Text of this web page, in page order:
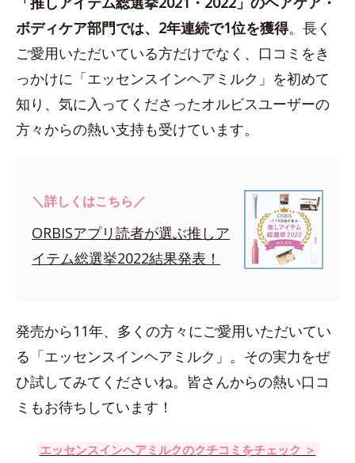
ボディケア部門では、2年連続で1位を獲得。長く
ご愛用いただいている方だけでなく、口コミをき
っかけに「エッセンスインヘアミルク」を初めて
知り、気に入ってくださったオルビスユーザーの
方々からの熱い支持も受けています。
＼詳しくはこちら／
ORBISアプリ読者が選ぶ推しア
イテム総選挙2022結果発表！
発売から11年、多くの方々にご愛用いただいてい
る「エッセンスインヘアミルク」。その実力をぜ
ひ試してみてくださいね。皆さんからの熱い口コ
ミもお待ちしています！
エッセンスインヘアミルクのクチコミをチェック ＞